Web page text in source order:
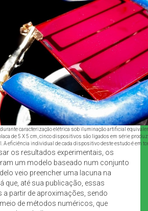
caracterização elétrica sob iluminação artificial
de 5 X 5 cm, cinco dispositivos são ligados em série
A eficiência individual de cada dispositivo deste estudo é em
os resultados experimentais, os
um modelo baseado num conjunto
veio preencher uma lacuna na
que, até sua publicação, essas
a partir de aproximações, sendo
de métodos numéricos, que